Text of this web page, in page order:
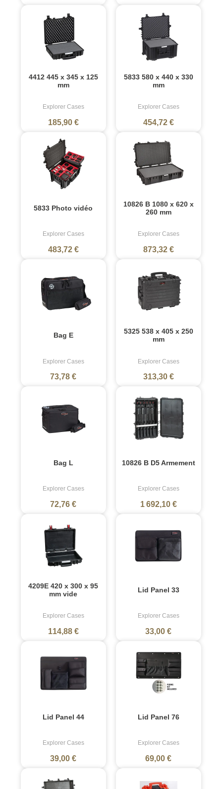
4412 445 x 345 x 125
mm
Explorer Cases
185,90 €
5833 580 x 440 x 330
mm
Explorer Cases
454,72 €
5833 Photo vidéo
Explorer Cases
483,72 €
10826 B 1080 x 620 x
260 mm
Explorer Cases
873,32 €
Bag E
Explorer Cases
73,78 €
5325 538 x 405 x 250
mm
Explorer Cases
313,30 €
Bag L
Explorer Cases
72,76 €
10826 B D5 Armement
Explorer Cases
1 692,10 €
4209E 420 x 300 x 95
mm vide
Explorer Cases
114,88 €
Lid Panel 33
Explorer Cases
33,00 €
Lid Panel 44
Explorer Cases
39,00 €
Lid Panel 76
Explorer Cases
69,00 €